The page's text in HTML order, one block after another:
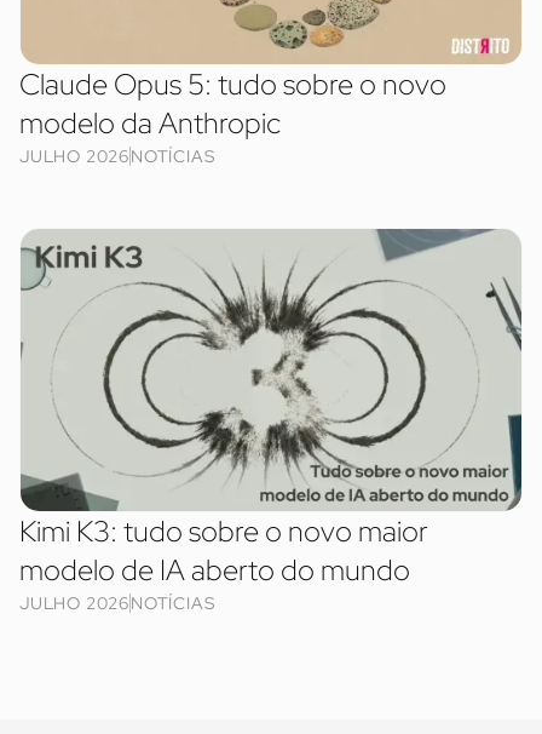
Claude Opus 5: tudo sobre o novo
modelo da Anthropic
JULHO 2026NOTÍCIAS
Kimi K3: tudo sobre o novo maior
modelo de IA aberto do mundo
JULHO 2026NOTÍCIAS